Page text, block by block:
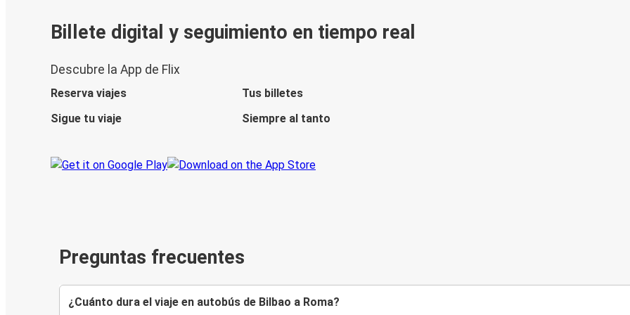
Billete digital y seguimiento en tiempo real
Descubre la App de Flix
Reserva viajes
Tus billetes
Sigue tu viaje
Siempre al tanto
Preguntas frecuentes
¿Cuánto dura el viaje en autobús de Bilbao a Roma?